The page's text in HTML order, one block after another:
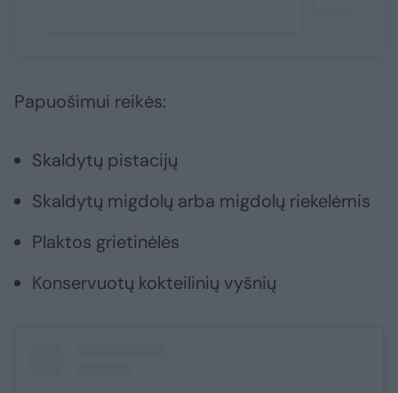
Papuošimui reikės:
Skaldytų pistacijų
Skaldytų migdolų arba migdolų riekelėmis
Plaktos grietinėlės
Konservuotų kokteilinių vyšnių